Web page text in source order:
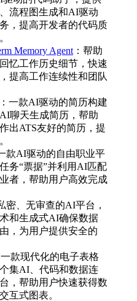
流程图生成和AI驱动
，提高开发者的代码质
Memory Agent ：帮助
忆工作历史细节，快速
提高工作连续性和团队
：一款AI驱动的简历构建
聊天生成简历，帮助
出ATS友好的简历，提
款AI驱动的自由职业平
务“票据”并利用AI匹配
者，帮助用户高效完成
密、无审查的AI平台，
和生成式AI确保数据
，为用户提供安全的
一款现代化的电子表格
集AI、代码和数据连
，帮助用户快速获得数
互式图表。